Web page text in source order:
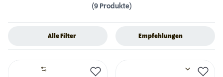
(9 Produkte)
Alle Filter Empfehlungen